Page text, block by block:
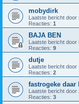
mobydirk
Laatste bericht door
Reacties: 1
BAJA BEN
Laatste bericht door
Reacties: 9
dutje
Laatste bericht door
Reacties: 2
fastrogeke daar
Laatste bericht door
Reacties: 3